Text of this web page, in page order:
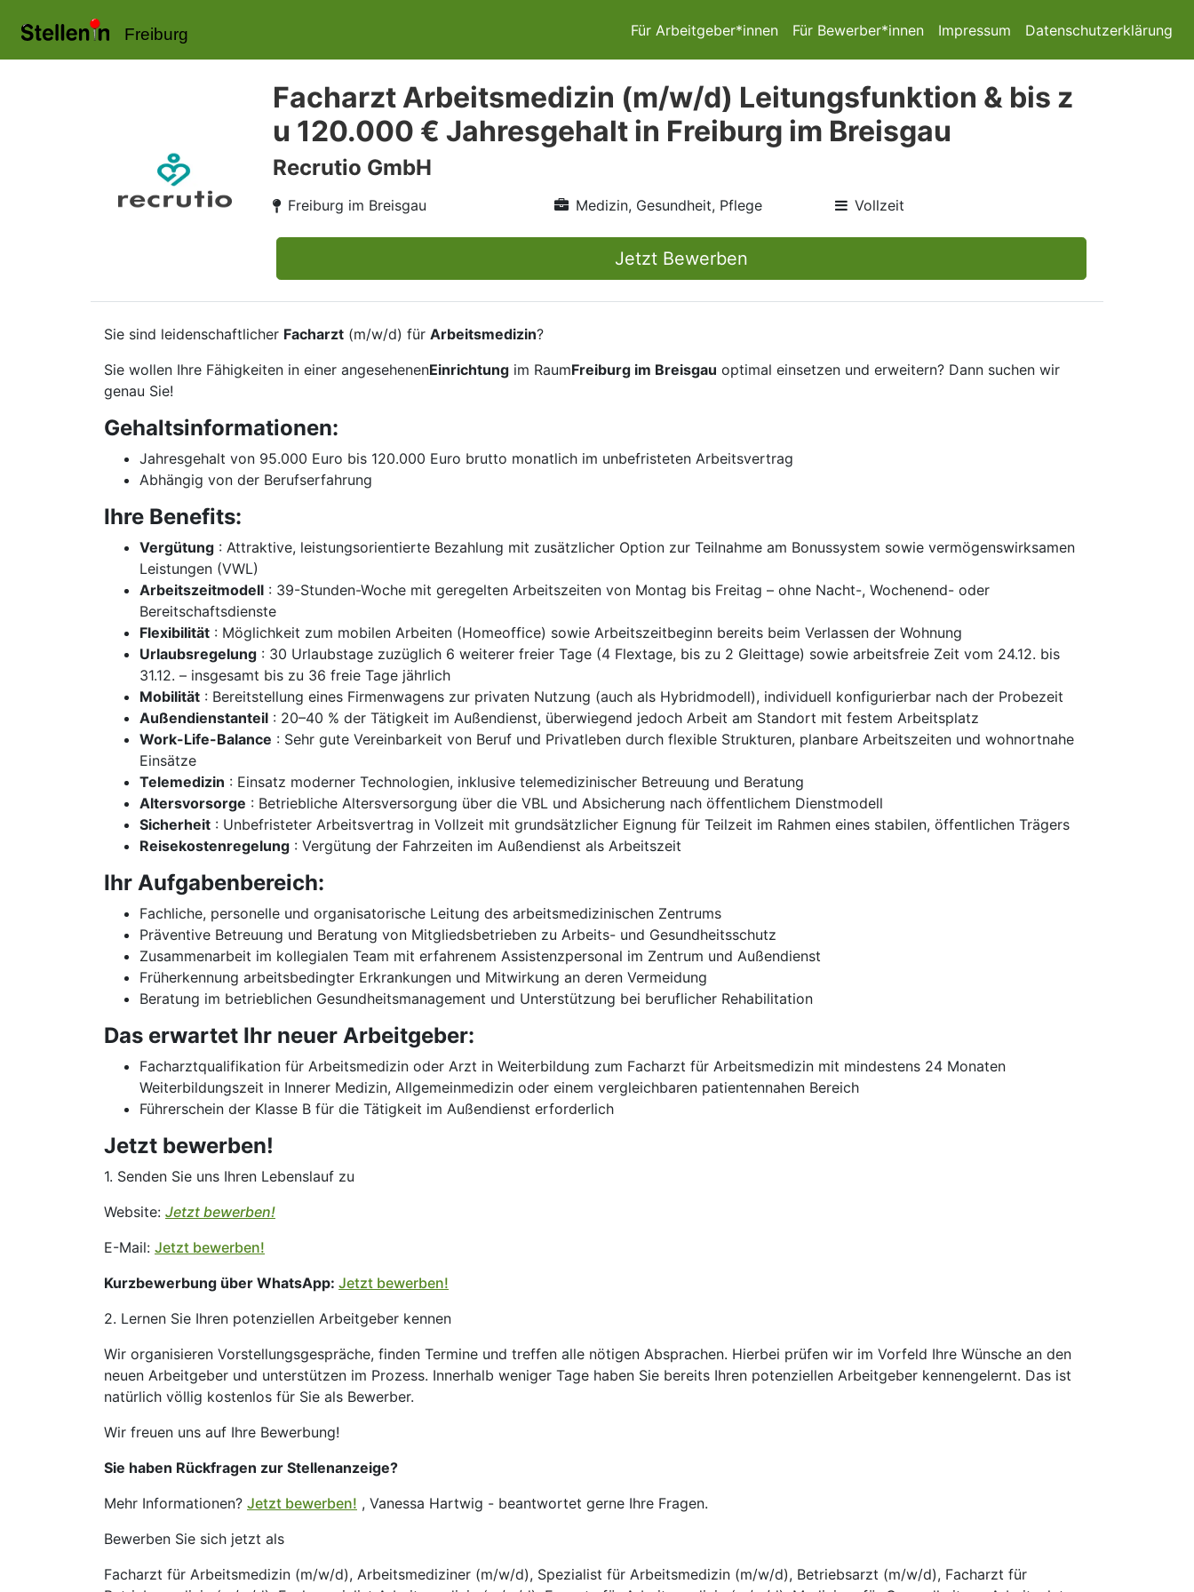
Freiburg Für Arbeitgeber*innen Für Bewerber*innen Impressum Datenschutzerklärung
Facharzt Arbeitsmedizin (m/w/d) Leitungsfunktion & bis z
u 120.000 € Jahresgehalt in Freiburg im Breisgau
Recrutio GmbH
Freiburg im Breisgau Medizin, Gesundheit, Pflege Vollzeit
Jetzt Bewerben
Sie sind leidenschaftlicher Facharzt (m/w/d) für Arbeitsmedizin?
Sie wollen Ihre Fähigkeiten in einer angesehenenEinrichtung im RaumFreiburg im Breisgau optimal einsetzen und erweitern? Dann suchen wir
genau Sie!
Gehaltsinformationen:
Jahresgehalt von 95.000 Euro bis 120.000 Euro brutto monatlich im unbefristeten Arbeitsvertrag
Abhängig von der Berufserfahrung
Ihre Benefits:
Vergütung : Attraktive, leistungsorientierte Bezahlung mit zusätzlicher Option zur Teilnahme am Bonussystem sowie vermögenswirksamen
Leistungen (VWL)
Arbeitszeitmodell : 39-Stunden-Woche mit geregelten Arbeitszeiten von Montag bis Freitag – ohne Nacht-, Wochenend- oder
Bereitschaftsdienste
Flexibilität : Möglichkeit zum mobilen Arbeiten (Homeoffice) sowie Arbeitszeitbeginn bereits beim Verlassen der Wohnung
Urlaubsregelung : 30 Urlaubstage zuzüglich 6 weiterer freier Tage (4 Flextage, bis zu 2 Gleittage) sowie arbeitsfreie Zeit vom 24.12. bis
31.12. – insgesamt bis zu 36 freie Tage jährlich
Mobilität : Bereitstellung eines Firmenwagens zur privaten Nutzung (auch als Hybridmodell), individuell konfigurierbar nach der Probezeit
Außendienstanteil : 20–40 % der Tätigkeit im Außendienst, überwiegend jedoch Arbeit am Standort mit festem Arbeitsplatz
Work-Life-Balance : Sehr gute Vereinbarkeit von Beruf und Privatleben durch flexible Strukturen, planbare Arbeitszeiten und wohnortnahe
Einsätze
Telemedizin : Einsatz moderner Technologien, inklusive telemedizinischer Betreuung und Beratung
Altersvorsorge : Betriebliche Altersversorgung über die VBL und Absicherung nach öffentlichem Dienstmodell
Sicherheit : Unbefristeter Arbeitsvertrag in Vollzeit mit grundsätzlicher Eignung für Teilzeit im Rahmen eines stabilen, öffentlichen Trägers
Reisekostenregelung : Vergütung der Fahrzeiten im Außendienst als Arbeitszeit
Ihr Aufgabenbereich:
Fachliche, personelle und organisatorische Leitung des arbeitsmedizinischen Zentrums
Präventive Betreuung und Beratung von Mitgliedsbetrieben zu Arbeits- und Gesundheitsschutz
Zusammenarbeit im kollegialen Team mit erfahrenem Assistenzpersonal im Zentrum und Außendienst
Früherkennung arbeitsbedingter Erkrankungen und Mitwirkung an deren Vermeidung
Beratung im betrieblichen Gesundheitsmanagement und Unterstützung bei beruflicher Rehabilitation
Das erwartet Ihr neuer Arbeitgeber:
Facharztqualifikation für Arbeitsmedizin oder Arzt in Weiterbildung zum Facharzt für Arbeitsmedizin mit mindestens 24 Monaten
Weiterbildungszeit in Innerer Medizin, Allgemeinmedizin oder einem vergleichbaren patientennahen Bereich
Führerschein der Klasse B für die Tätigkeit im Außendienst erforderlich
Jetzt bewerben!
1. Senden Sie uns Ihren Lebenslauf zu
Website: Jetzt bewerben!
E-Mail: Jetzt bewerben!
Kurzbewerbung über WhatsApp: Jetzt bewerben!
2. Lernen Sie Ihren potenziellen Arbeitgeber kennen
Wir organisieren Vorstellungsgespräche, finden Termine und treffen alle nötigen Absprachen. Hierbei prüfen wir im Vorfeld Ihre Wünsche an den
neuen Arbeitgeber und unterstützen im Prozess. Innerhalb weniger Tage haben Sie bereits Ihren potenziellen Arbeitgeber kennengelernt. Das ist
natürlich völlig kostenlos für Sie als Bewerber.
Wir freuen uns auf Ihre Bewerbung!
Sie haben Rückfragen zur Stellenanzeige?
Mehr Informationen? Jetzt bewerben! , Vanessa Hartwig - beantwortet gerne Ihre Fragen.
Bewerben Sie sich jetzt als
Facharzt für Arbeitsmedizin (m/w/d), Arbeitsmediziner (m/w/d), Spezialist für Arbeitsmedizin (m/w/d), Betriebsarzt (m/w/d), Facharzt für